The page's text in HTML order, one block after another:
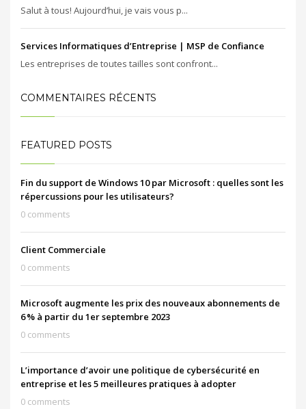
Salut à tous! Aujourd’hui, je vais vous p...
Services Informatiques d’Entreprise | MSP de Confiance
Les entreprises de toutes tailles sont confront...
COMMENTAIRES RÉCENTS
FEATURED POSTS
Fin du support de Windows 10 par Microsoft : quelles sont les
répercussions pour les utilisateurs?
0 comments
Client Commerciale
0 comments
Microsoft augmente les prix des nouveaux abonnements de
6 % à partir du 1er septembre 2023
0 comments
L’importance d’avoir une politique de cybersécurité en
entreprise et les 5 meilleures pratiques à adopter
0 comments